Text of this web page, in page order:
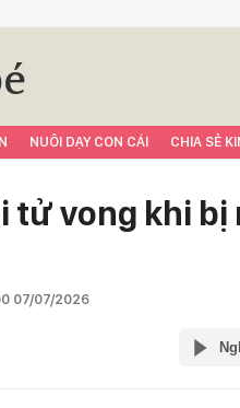
NUÔI DẠY CON CÁI CHIA SẺ
tử vong khi
07/07/2026